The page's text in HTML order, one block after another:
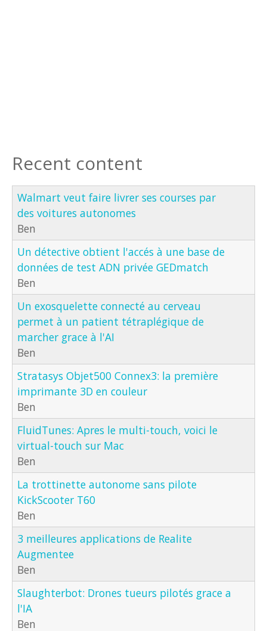
Recent content
Walmart veut faire livrer ses courses par
des voitures autonomes
Ben
Un détective obtient l'accés à une base de
données de test ADN privée GEDmatch
Ben
Un exosquelette connecté au cerveau
permet à un patient tétraplégique de
marcher grace à l'AI
Ben
Stratasys Objet500 Connex3: la première
imprimante 3D en couleur
Ben
FluidTunes: Apres le multi-touch, voici le
virtual-touch sur Mac
Ben
La trottinette autonome sans pilote
KickScooter T60
Ben
3 meilleures applications de Realite
Augmentee
Ben
Slaughterbot: Drones tueurs pilotés grace a
l'IA
Ben